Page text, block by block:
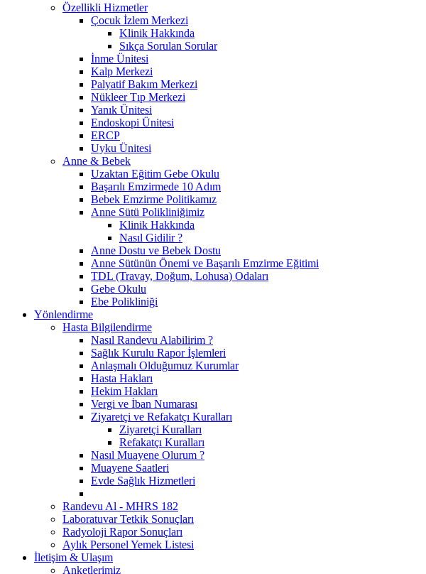
Özellikli Hizmetler
Çocuk İzlem Merkezi
Klinik Hakkında
Sıkça Sorulan Sorular
İnme Ünitesi
Kalp Merkezi
Palyatif Bakım Merkezi
Nükleer Tıp Merkezi
Yanık Ünitesi
Endoskopi Ünitesi
ERCP
Uyku Ünitesi
Anne & Bebek
Uzaktan Eğitim Gebe Okulu
Başarılı Emzirmede 10 Adım
Bebek Emzirme Politikamız
Anne Sütü Polikliniğimiz
Klinik Hakkında
Nasıl Gidilir ?
Anne Dostu ve Bebek Dostu
Anne Sütünün Önemi ve Başarılı Emzirme Eğitimi
TDL (Travay, Doğum, Lohusa) Odaları
Gebe Okulu
Ebe Polikliniği
Yönlendirme
Hasta Bilgilendirme
Nasıl Randevu Alabilirim ?
Sağlık Kurulu Rapor İşlemleri
Anlaşmalı Olduğumuz Kurumlar
Hasta Hakları
Hekim Hakları
Vergi ve İban Numarası
Ziyaretçi ve Refakatçı Kuralları
Ziyaretçi Kuralları
Refakatçı Kuralları
Nasıl Muayene Olurum ?
Muayene Saatleri
Evde Sağlık Hizmetleri
Randevu Al - MHRS 182
Laboratuvar Tetkik Sonuçları
Radyoloji Rapor Sonuçları
Aylık Personel Yemek Listesi
İletişim & Ulaşım
Anketlerimiz